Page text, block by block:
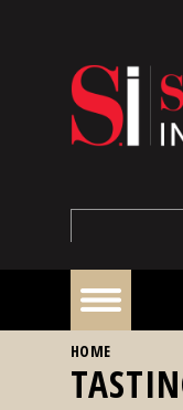
Home
YOU ARE HERE
HOME